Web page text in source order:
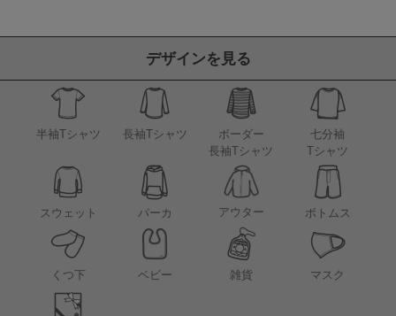
デザインを見る
半袖Tシャツ 長袖Tシャツ
ボーダー
長袖Tシャツ
七分袖
Tシャツ
スウェット パーカ アウター ボトムス
くつ下 ベビー 雑貨 マスク